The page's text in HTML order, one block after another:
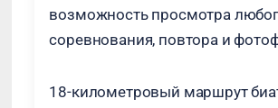
возможность просмотра
соревнования, повтора и
18-километровый маршрут